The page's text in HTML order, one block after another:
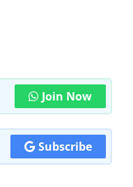
Join Now
Subscribe